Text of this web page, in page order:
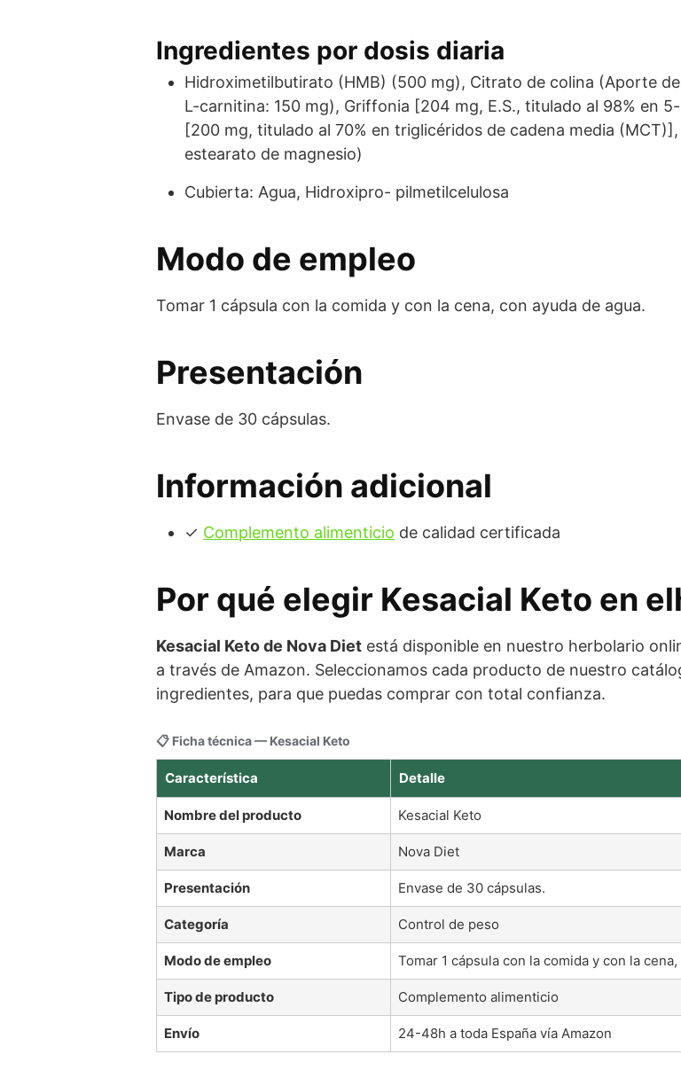
Ingredientes por dosis diaria
Hidroximetilbutirato (HMB) (500 mg), Citrato de colina (Aporte
L-carnitina: 150 mg), Griffonia [204 mg, E.S., titulado al 98% en
[200 mg, titulado al 70% en triglicéridos de cadena media
estearato de magnesio)
Cubierta: Agua, Hidroxipro- pilmetilcelulosa
Modo de empleo
Tomar 1 cápsula con la comida y con la cena, con ayuda de agua.
Presentación
Envase de 30 cápsulas.
Información adicional
✓ Complemento alimenticio de calidad certificada
Por qué elegir Kesacial Keto en
Kesacial Keto de Nova Diet está disponible en nuestro herbolario
a través de Amazon. Seleccionamos cada producto de nuestro
ingredientes, para que puedas comprar con total confianza.
📋 Ficha técnica — Kesacial Keto
Característica Detalle
Nombre del producto Kesacial Keto
Marca Nova Diet
Presentación Envase de 30 cápsulas.
Categoría Control de peso
Modo de empleo Tomar 1 cápsula con la comida y con la
Tipo de producto Complemento alimenticio
Envío 24-48h a toda España vía Amazon